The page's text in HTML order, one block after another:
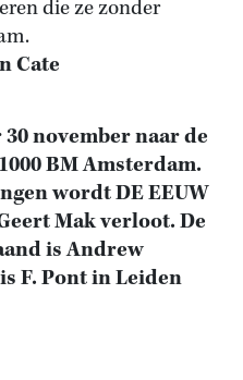
die ze zonder
Cate
november naar de
BM Amsterdam.
wordt DE EEUW
Mak verloot. De
is Andrew
F. Pont in Leiden